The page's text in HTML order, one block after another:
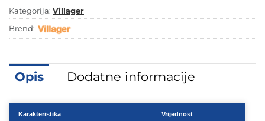
Kategorija: Villager
Brend:
Opis Dodatne informacije
Karakteristika Vrijednost